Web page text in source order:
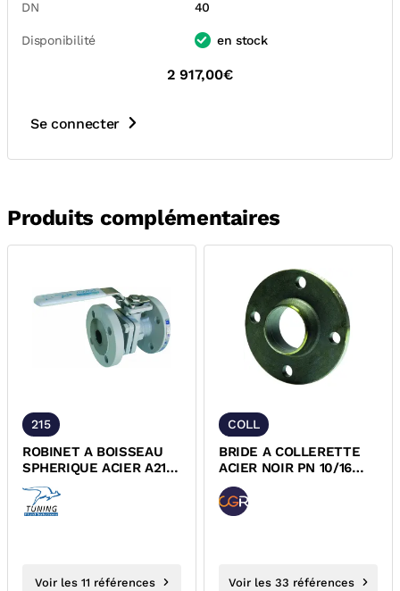
DN
40
Disponibilité en stock
2 917,00€
Se connecter
Produits complémentaires
215
ROBINET A BOISSEAU
SPHERIQUE ACIER A216
2 PIECES A BRIDES
PN16/40...
Voir les 11 références
COLL
BRIDE A COLLERETTE
ACIER NOIR PN 10/16
EN1092-1
Voir les 33 références